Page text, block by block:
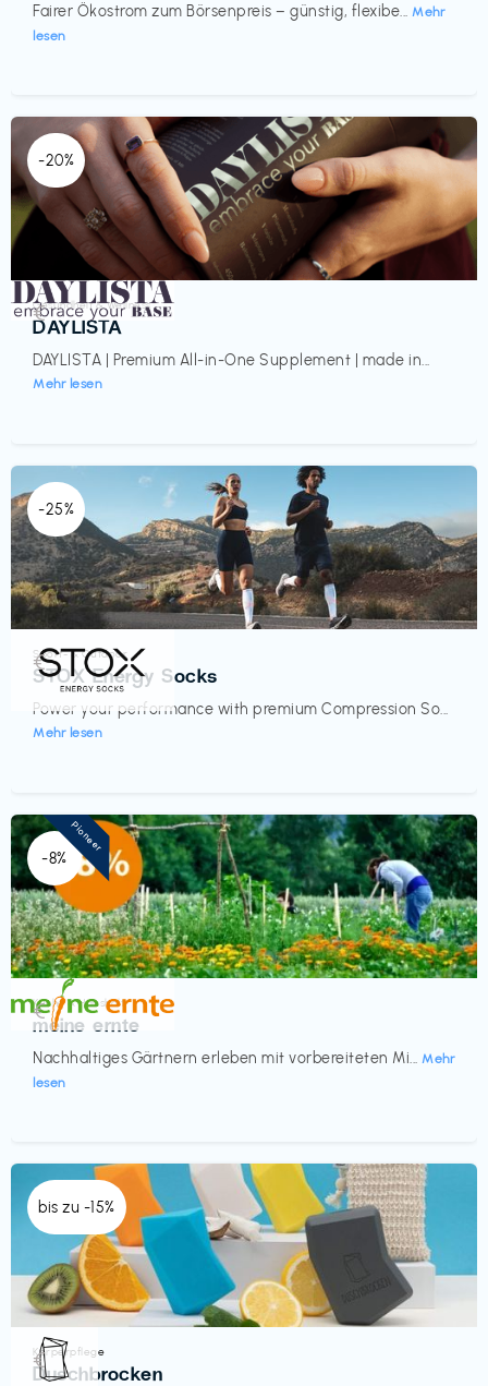
Fairer Ökostrom zum Börsenpreis – günstig, flexibe... Mehr
lesen
-20%
Gesundheit & Wellness
DAYLISTA
DAYLISTA | Premium All-in-One Supplement | made in...
Mehr lesen
€‎
-25%
Sport- & Outdoor
STOX Energy Socks
Power your performance with premium Compression So...
Mehr lesen
€‎
-8%
Küche & Haushalt
meine ernte
Nachhaltiges Gärtnern erleben mit vorbereiteten Mi... Mehr
lesen
€‎
Pioneer
bis zu -15%
Körperpflege
Duschbrocken
€‎